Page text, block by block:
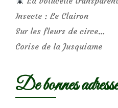
Insecte : Le Clairon
Sur les fleurs de circe…
Corise de la Jusquiame
De bonnes